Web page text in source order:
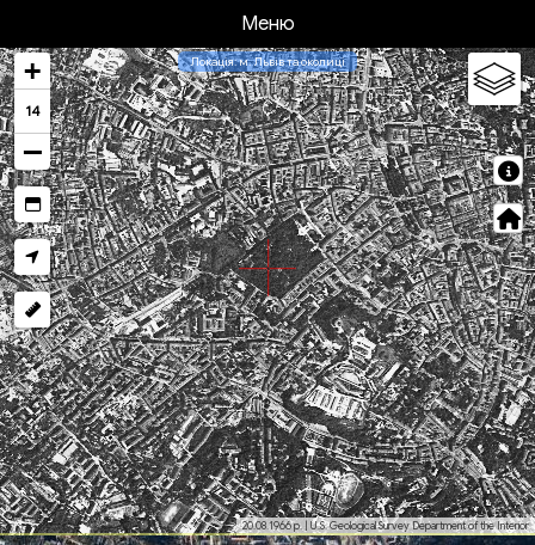
Меню
Локація: м. Львів та околиці
14
20.08.1966 р. | U.S. Geological Survey Department of the Interior